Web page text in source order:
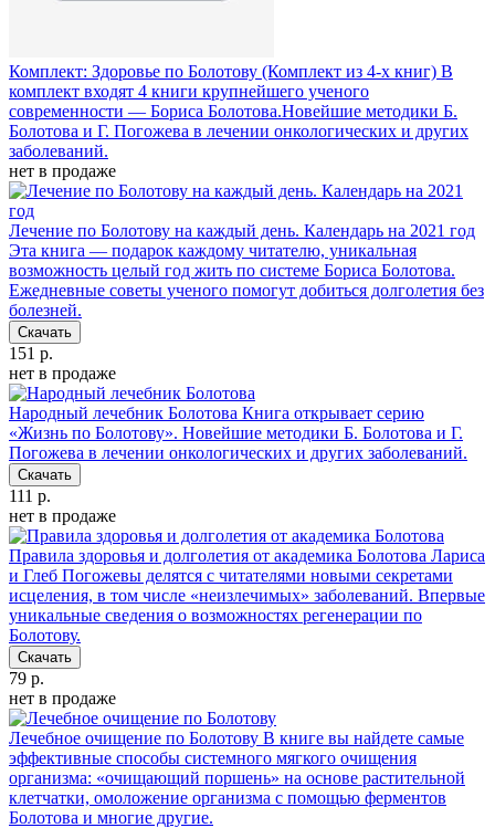
Комплект: Здоровье по Болотову (Комплект из 4-х книг) В
комплект входят 4 книги крупнейшего ученого
современности — Бориса Болотова.Новейшие методики Б.
Болотова и Г. Погожева в лечении онкологических и других
заболеваний.
нет в продаже
Лечение по Болотову на каждый день. Календарь на 2021 год
Эта книга — подарок каждому читателю, уникальная
возможность целый год жить по системе Бориса Болотова.
Ежедневные советы ученого помогут добиться долголетия без
болезней.
Скачать
151 р.
нет в продаже
Народный лечебник Болотова Книга открывает серию
«Жизнь по Болотову». Новейшие методики Б. Болотова и Г.
Погожева в лечении онкологических и других заболеваний.
Скачать
111 р.
нет в продаже
Правила здоровья и долголетия от академика Болотова Лариса
и Глеб Погожевы делятся с читателями новыми секретами
исцеления, в том числе «неизлечимых» заболеваний. Впервые
уникальные сведения о возможностях регенерации по
Болотову.
Скачать
79 р.
нет в продаже
Лечебное очищение по Болотову В книге вы найдете самые
эффективные способы системного мягкого очищения
организма: «очищающий поршень» на основе растительной
клетчатки, омоложение организма с помощью ферментов
Болотова и многие другие.